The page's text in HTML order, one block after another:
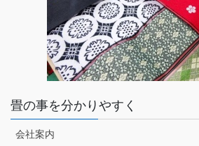
畳の事を分かりやすく
会社案内